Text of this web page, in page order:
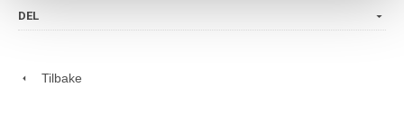
DEL
Tilbake